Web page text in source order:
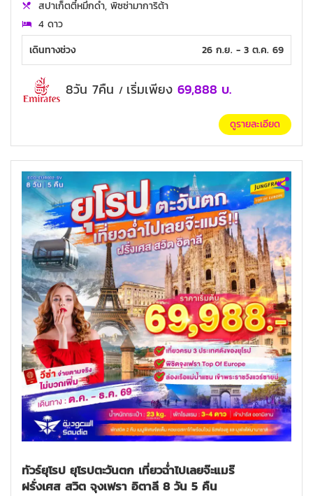
สปาเก็ตตี้หมึกดำ, พิซซ่ามาการิต้า
4 ดาว
เดินทางช่วง
26 ก.ย. - 3 ต.ค. 69
8วัน 7คืน / เริ่มเพียง 69,888 บ.
ดูรายละเอียด
ทัวร์ยุโรป ยุโรปตะวันตก เที่ยวฉ่ำไปเลยจ๊ะแมร๊
ฝรั่งเศส สวิต จุงเฟรา อิตาลี 8 วัน 5 คืน